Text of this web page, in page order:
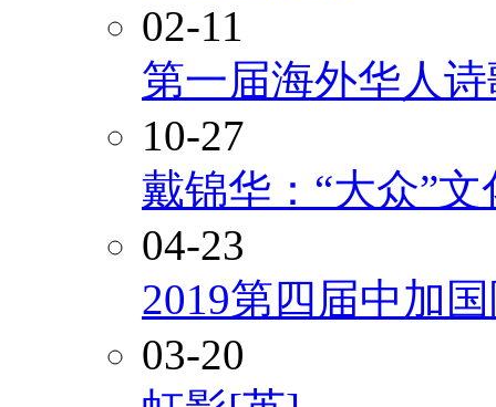
02-11
第一届海外华人
10-27
戴锦华：“大众”
04-23
2019第四届中加
03-20